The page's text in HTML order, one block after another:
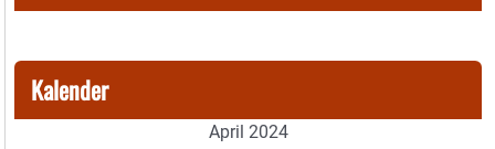
Kalender
April 2024